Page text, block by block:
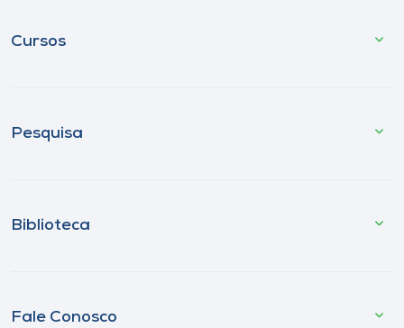
Cursos
Pesquisa
Biblioteca
Fale Conosco